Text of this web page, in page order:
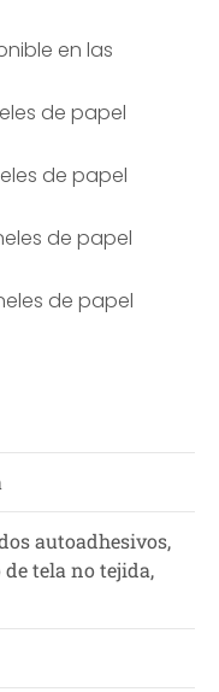
en las
de papel
de papel
de papel
de papel
autoadhesivos,
tela no tejida,